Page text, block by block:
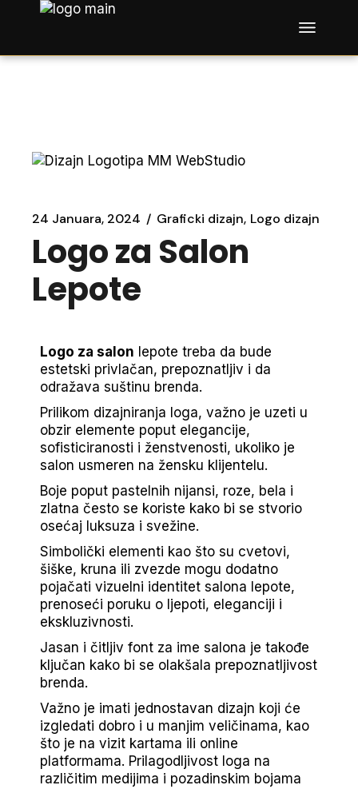
24 Januara, 2024 Graficki dizajn Logo dizajn
Logo za Salon
Lepote
Logo za salon lepote treba da bude
estetski privlačan, prepoznatljiv i da
odražava suštinu brenda.
Prilikom dizajniranja loga, važno je uzeti u
obzir elemente poput elegancije,
sofisticiranosti i ženstvenosti, ukoliko je
salon usmeren na žensku klijentelu.
Boje poput pastelnih nijansi, roze, bela i
zlatna često se koriste kako bi se stvorio
osećaj luksuza i svežine.
Simbolički elementi kao što su cvetovi,
šiške, kruna ili zvezde mogu dodatno
pojačati vizuelni identitet salona lepote,
prenoseći poruku o ljepoti, eleganciji i
ekskluzivnosti.
Jasan i čitljiv font za ime salona je takođe
ključan kako bi se olakšala prepoznatljivost
brenda.
Važno je imati jednostavan dizajn koji će
izgledati dobro i u manjim veličinama, kao
što je na vizit kartama ili online
platformama. Prilagodljivost loga na
različitim medijima i pozadinskim bojama